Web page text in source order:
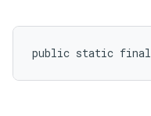
public static final